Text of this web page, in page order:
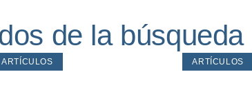
de la búsqueda
ARTÍCULOS ARTÍCULOS